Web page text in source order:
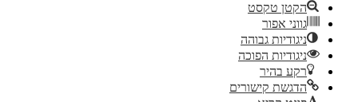
הקטן טקסט
גווני אפור
ניגודיות גבוהה
ניגודיות הפוכה
רקע בהיר
הדגשת קישורים